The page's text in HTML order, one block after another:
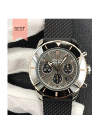
BEST ITEM